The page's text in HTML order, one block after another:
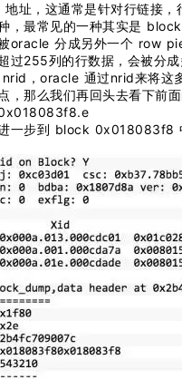
址，这通常是针对行链接，
，最常见的一种其实是
oracle 分成另外一个 row
过255列的行数据，会被分
，oracle 通过nrid来将这
，那么我们再回头去看下
一步到 block 0x018083f8